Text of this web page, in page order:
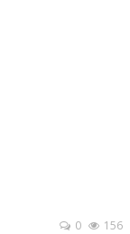
0 156